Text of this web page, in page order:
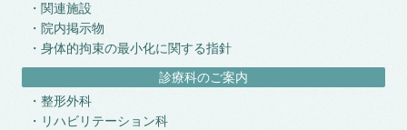
関連施設
院内掲示物
身体的拘束の最小化に関する指針
診療科のご案内
整形外科
リハビリテーション科